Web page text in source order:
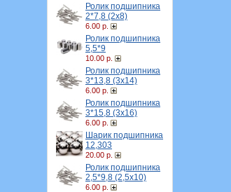
Ролик подшипника
2*7,8 (2х8)
6.00 р.
Ролик подшипника
5,5*9
10.00 р.
Ролик подшипника
3*13,8 (3х14)
6.00 р.
Ролик подшипника
3*15,8 (3х16)
6.00 р.
Шарик подшипника
12,303
20.00 р.
Ролик подшипника
2,5*9,8 (2,5х10)
6.00 р.